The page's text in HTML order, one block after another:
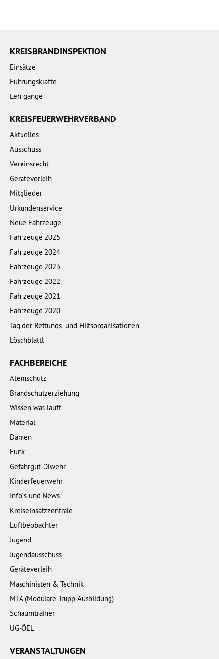
KREISBRANDINSPEKTION
Einsätze
Führungskräfte
Lehrgänge
KREISFEUERWEHRVERBAND
Aktuelles
Ausschuss
Vereinsrecht
Geräteverleih
Mitglieder
Urkundenservice
Neue Fahrzeuge
Fahrzeuge 2025
Fahrzeuge 2024
Fahrzeuge 2023
Fahrzeuge 2022
Fahrzeuge 2021
Fahrzeuge 2020
Tag der Rettungs- und Hilfsorganisationen
Löschblattl
FACHBEREICHE
Atemschutz
Brandschutzerziehung
Wissen was läuft
Material
Damen
Funk
Gefahrgut-Ölwehr
Kinderfeuerwehr
Info´s und News
Kreiseinsatzzentrale
Luftbeobachter
Jugend
Jugendausschuss
Geräteverleih
Maschinisten & Technik
MTA (Modulare Trupp Ausbildung)
Schaumtrainer
UG-ÖEL
VERANSTALTUNGEN